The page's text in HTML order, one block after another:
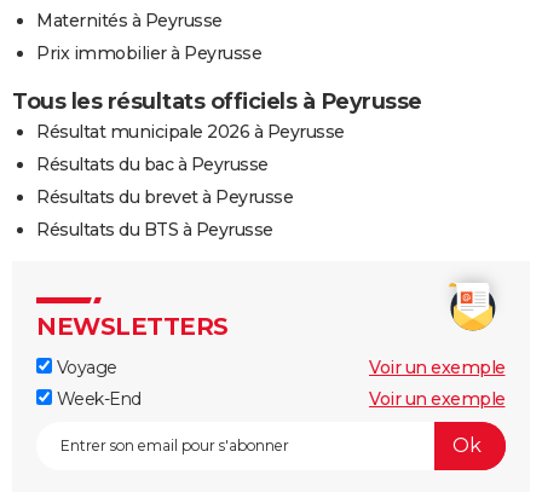
Maternités à Peyrusse
Prix immobilier à Peyrusse
Tous les résultats officiels à Peyrusse
Résultat municipale 2026 à Peyrusse
Résultats du bac à Peyrusse
Résultats du brevet à Peyrusse
Résultats du BTS à Peyrusse
NEWSLETTERS
Voyage
Voir un exemple
Week-End
Voir un exemple